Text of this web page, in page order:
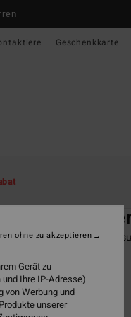
Geschenkkarte
Wave
Braun Ärmelloser
(1 Bewertungen)
€
Gerät zu
Ihre IP-Adresse)
von Werbung und
unserer
ohne zu akzeptieren